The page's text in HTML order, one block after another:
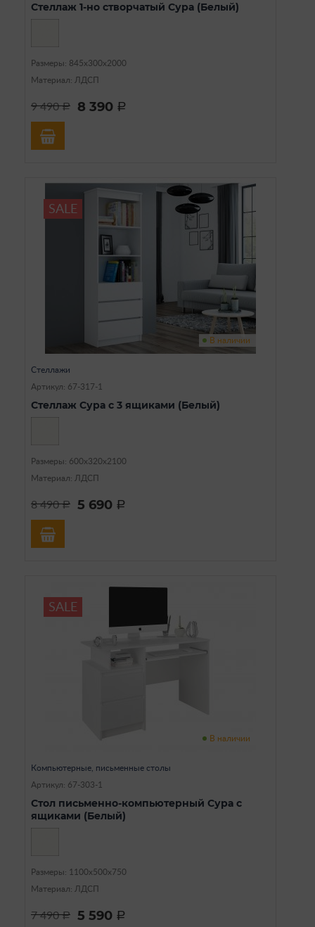
Стеллаж 1-но створчатый Сура (Белый)
Размеры: 845х300х2000
Материал: ЛДСП
9 490a 8 390 a
SALE
В наличии
Стеллажи
Артикул: 67-317-1
Стеллаж Сура с 3 ящиками (Белый)
Размеры: 600х320х2100
Материал: ЛДСП
8 490a 5 690 a
SALE
В наличии
Компьютерные, письменные столы
Артикул: 67-303-1
Стол письменно-компьютерный Сура с
ящиками (Белый)
Размеры: 1100х500х750
Материал: ЛДСП
7 490a 5 590 a